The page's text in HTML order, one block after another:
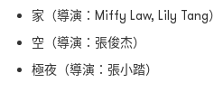
家（導演：Miffy Law, Lily Tang）
空（導演：張俊杰）
極夜（導演：張小踏）